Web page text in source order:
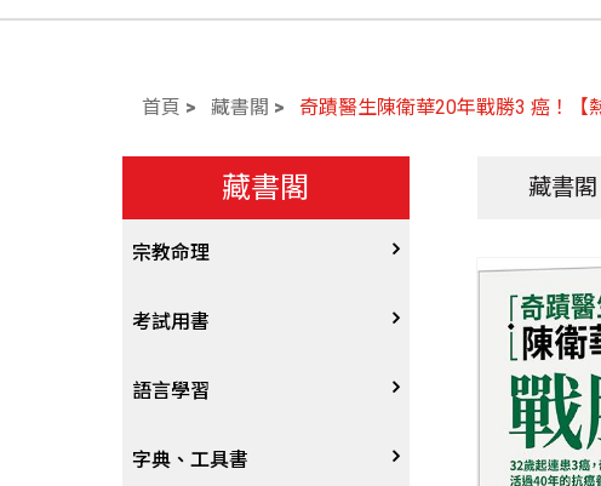
首頁 藏書閣 奇蹟醫生陳衛華20年戰勝3 癌！【
藏書閣
宗教命理
宗教
星象星座命理
考試用書
四技二專大學
國考、檢定
語言學習
英語/美語
字典、工具書
藏書閣